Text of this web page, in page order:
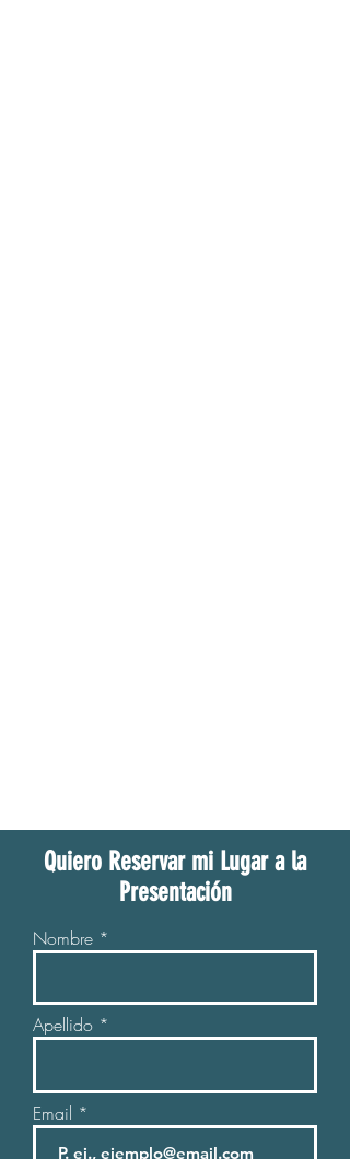
Quiero Reservar mi Lugar a la
Presentación
Nombre
Apellido
Email